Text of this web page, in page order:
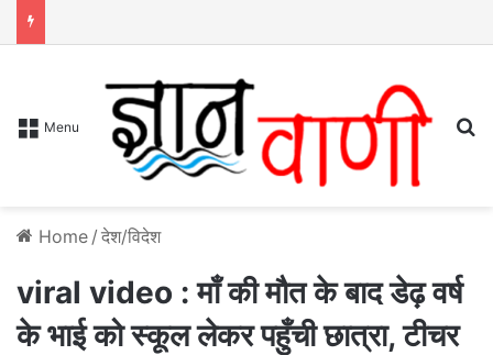
Menu
Home / देश/विदेश
viral video : माँ की मौत के बाद डेढ़ वर्ष
के भाई को स्कूल लेकर पहुँची छात्रा, टीचर